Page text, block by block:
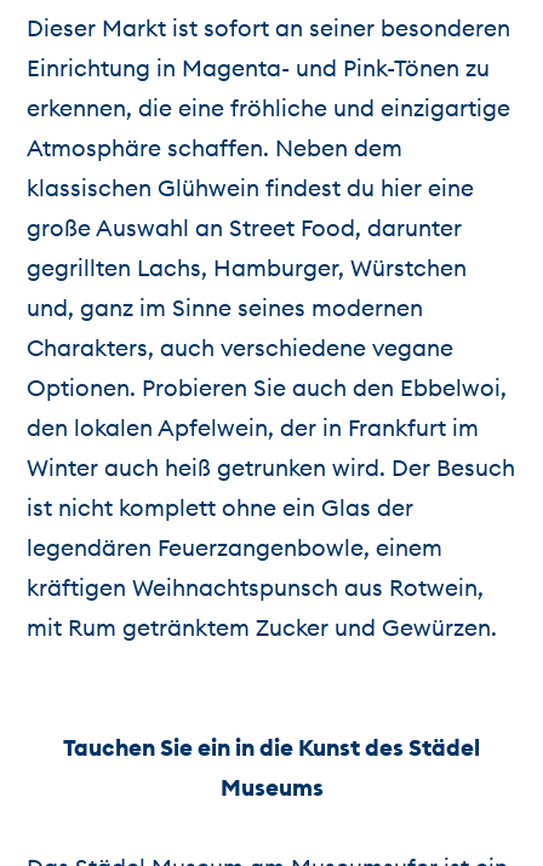
Dieser Markt ist sofort an seiner besonderen
Einrichtung in Magenta- und Pink-Tönen zu
erkennen, die eine fröhliche und einzigartige
Atmosphäre schaffen. Neben dem
klassischen Glühwein findest du hier eine
große Auswahl an Street Food, darunter
gegrillten Lachs, Hamburger, Würstchen
und, ganz im Sinne seines modernen
Charakters, auch verschiedene vegane
Optionen. Probieren Sie auch den Ebbelwoi,
den lokalen Apfelwein, der in Frankfurt im
Winter auch heiß getrunken wird. Der Besuch
ist nicht komplett ohne ein Glas der
legendären Feuerzangenbowle, einem
kräftigen Weihnachtspunsch aus Rotwein,
mit Rum getränktem Zucker und Gewürzen.
Tauchen Sie ein in die Kunst des Städel
Museums